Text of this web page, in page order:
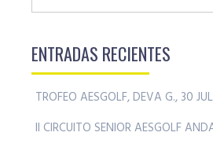
ENTRADAS RECIENTES
TROFEO AESGOLF, DEVA G., 30
II CIRCUITO SENIOR AESGOLF